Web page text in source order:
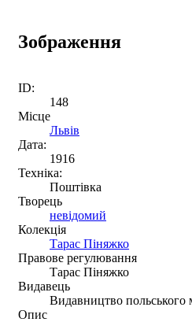
Зображення
ID:
148
Місце
Львів
Дата:
1916
Техніка:
Поштівка
Творець
невідомий
Колекція
Тарас Піняжко
Правове регулювання
Тарас Піняжко
Видавець
Видавництво польського
Опис